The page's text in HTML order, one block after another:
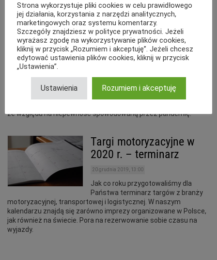
pojazdów ciężarowych.
Targi motoryzacyjne w
2021 r. – terminarz
4 stycznia 2021, 13:48
Każdego roku przygotowujemy dla
naszych Czytelników terminarz
ze względu na niepewność spowodowaną przez pandemię.
Targi motoryzacyjne w
2020 r. – terminarz
20 grudnia 2019, 13:00
Jak co roku przygotowaliśmy dla
Państwa terminarz targów z branży
motoryzacyjnej, transportowej i logistycznej. W naszym
kalendarzu znajdą się zarówno imprezy organizowane w Polsce,
jak również na świecie. Pora na rezerwowanie sobie czasu na
wyjazdy.
Strona wykorzystuje pliki cookies w celu prawidłowego
jej działania, korzystania z narzędzi analitycznych,
marketingowych oraz systemu komentarzy.
Szczegóły znajdziesz w polityce prywatności. Jeżeli
wyrażasz zgodę na wykorzystywanie plików cookies,
kliknij w przycisk „Rozumiem i akceptuję”. Jeżeli chcesz
edytować ustawienia plików cookies, kliknij w przycisk
„Ustawienia”.
Ustawienia Rozumiem i akceptuję